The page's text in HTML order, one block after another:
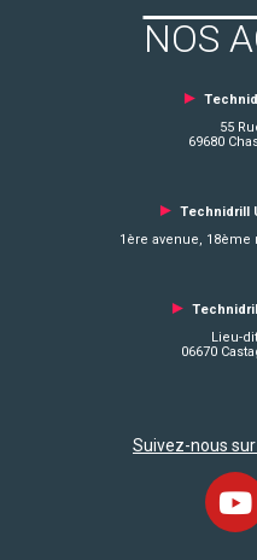
NOS
►
55
69680
► Technidrill
1ère avenue, 18ème
►
Lieu-
06670
Suivez-nous